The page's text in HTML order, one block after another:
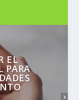
EL
PARA